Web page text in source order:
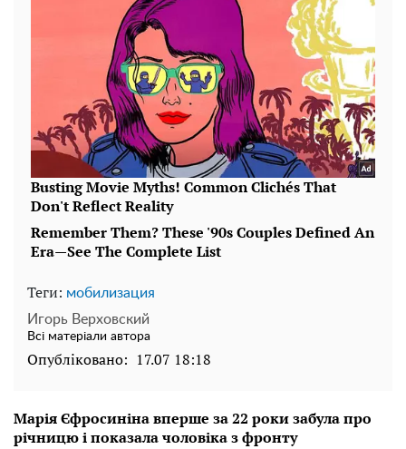
Теги: мобилизация
Игорь Верховский
Всі матеріали автора
Опубліковано: 17.07 18:18
Марія Єфросиніна вперше за 22 роки забула про
річницю і показала чоловіка з фронту